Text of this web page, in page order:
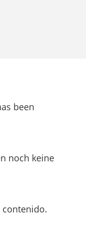
been
noch keine
contenido.